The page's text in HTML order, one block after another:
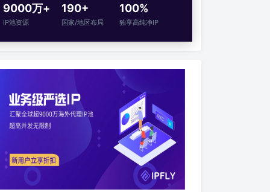
9000万+
IP池资源
190+
国家/地区布局
100%
独享高纯净IP